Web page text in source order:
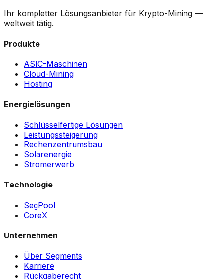
Ihr kompletter Lösungsanbieter für Krypto-Mining —
weltweit tätig.
Produkte
ASIC-Maschinen
Cloud-Mining
Hosting
Energielösungen
Schlüsselfertige Lösungen
Leistungssteigerung
Rechenzentrumsbau
Solarenergie
Stromerwerb
Technologie
SegPool
CoreX
Unternehmen
Über Segments
Karriere
Rückgaberecht